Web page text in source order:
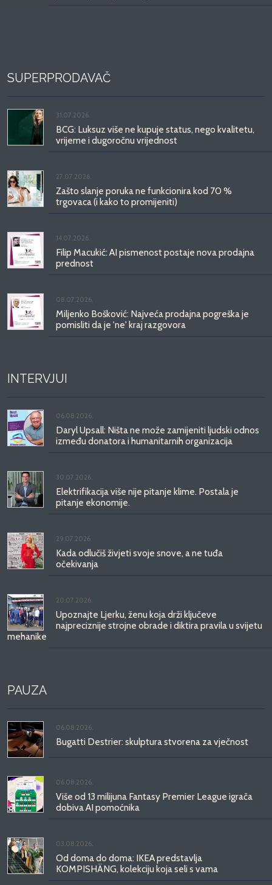
SUPERPRODAVAČ
31.07.2026.
BCG: Luksuz više ne kupuje status, nego kvalitetu,
vrijeme i dugoročnu vrijednost
27.07.2026.
Zašto slanje poruka ne funkcionira kod 70 %
trgovaca (i kako to promijeniti)
14.07.2026.
Filip Macukić: AI pismenost postaje nova prodajna
prednost
08.07.2026.
Miljenko Bošković: Najveća prodajna pogreška je
pomisliti da je 'ne' kraj razgovora
INTERVJUI
06.08.2026.
Daryl Upsall: Ništa ne može zamijeniti ljudski odnos
između donatora i humanitarnih organizacija
30.07.2026.
Elektrifikacija više nije pitanje klime. Postala je
pitanje ekonomije.
29.07.2026.
Kada odlučiš živjeti svoje snove, a ne tuđa
očekivanja
20.07.2026.
Upoznajte Ljerku, ženu koja drži ključeve
najpreciznije strojne obrade i diktira pravila u svijetu
mehanike
PAUZA
06.08.2026.
Bugatti Destrier: skulptura stvorena za vječnost
06.08.2026.
Više od 13 milijuna Fantasy Premier League igrača
dobiva AI pomoćnika
03.08.2026.
Od doma do doma: IKEA predstavlja
KOMPISHÄNG, kolekciju koja seli s vama